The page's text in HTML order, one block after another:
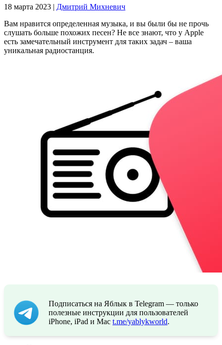
18 марта 2023 | Дмитрий Михневич
Вам нравится определенная музыка, и вы были бы не прочь
слушать больше похожих песен? Не все знают, что у Apple
есть замечательный инструмент для таких задач – ваша
уникальная радиостанция.
Подписаться на Яблык в Telegram — только
полезные инструкции для пользователей
iPhone, iPad и Mac t.me/yablykworld.